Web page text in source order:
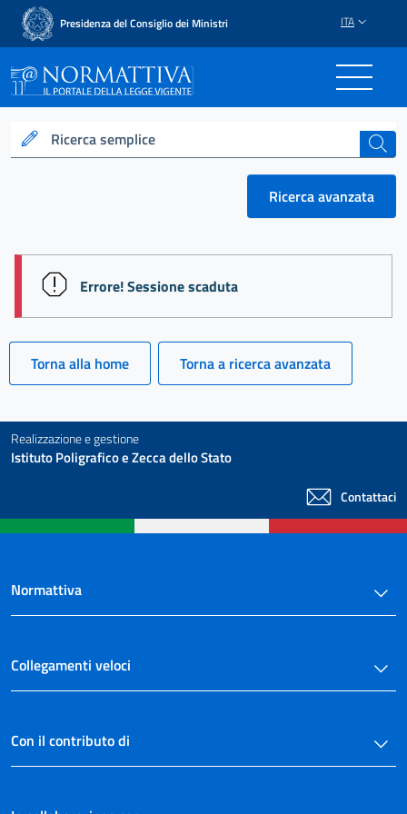
Presidenza del Consiglio dei Ministri ITA
Normattiva - Il portale
Ricerca semplice cerca
Ricerca avanzata
session id:
Errore! Sessione scaduta
Torna alla home Torna a ricerca avanzata
Realizzazione e gestione
Istituto Poligrafico e Zecca dello Stato
Contattaci
Normattiva
Collegamenti veloci
Con il contributo di